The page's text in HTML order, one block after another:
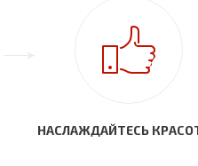
НАСЛАЖДАЙТЕСЬ